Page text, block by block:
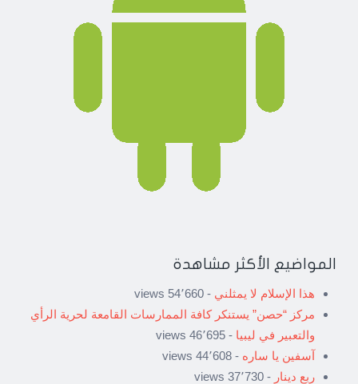
المواضيع الأكثر مشاهدة
هذا الإسلام لا يمثلني - 54٬660 views
مركز “حصن” يستنكر كافة الممارسات القامعة لحرية الرأي
والتعبير في ليبيا - 46٬695 views
آسفين يا ساره - 44٬608 views
ربع دينار - 37٬730 views